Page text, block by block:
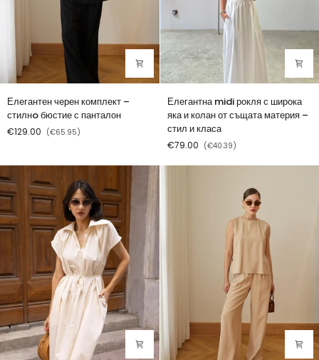
Елегантен
черен
комплект
–
бюстие
с
панталон
Елегантен черен комплект –
стилнo бюстие с панталон
€129.00 (€65.95)
Елегантна
midi
рокля
с
широка
яка
Елегантна midi рокля с широка
яка и колан от същата материя –
стил и класа
€79.00 (€40.39)